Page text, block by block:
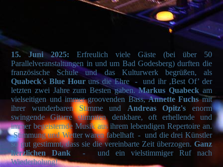
15. Juni 2025:Erfreulich viele Gäste (bei über 50
Parallelveranstaltungen in und um Bad Godesberg) durften die
französische Schule und das Kulturwerk begrüßen, als
Quabeck's Blue Houruns die Ehre - und ihr ‚Best Of’ der
letzten zwei Jahre zum Besten gaben.Markus Quabeckam
vielseitigen und immer groovenden Bass,Annette Fuchsmit
ihrer wunderbaren Stimme und Andreas Opitz's enorm
swingende Gitarre stimmten denkbare, oft erhellende und
immer begeisternde Musik aus ihrem lebendigen Repertoire an.
Stimmung und Wetter waren fabelhaft - und die drei Künstler
so gut gestimmt, dass sie die vereinbarte Zeit überzogen. Ganz
herzlichen Dank- und ein vielstimmiger Ruf nach
Wiederholung!